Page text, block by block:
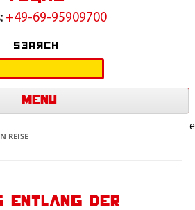
+49-69-95909700
Search
Menu
Skip to content
REISE
entlang der